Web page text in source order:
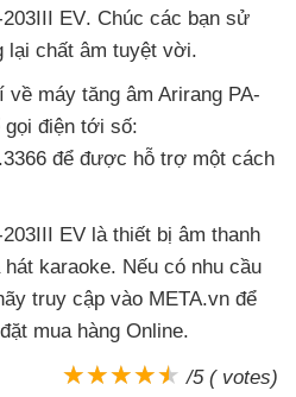
EV. Chúc các bạn sử
lại chất âm tuyệt vời.
máy tăng âm Arirang PA-
gọi điện tới số:
để được hỗ trợ một cách
EV là thiết bị âm thanh
hát karaoke. Nếu có nhu cầu
truy cập vào META.vn để
mua hàng Online.
/5 ( votes)